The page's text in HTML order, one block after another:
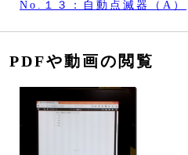
No.１３：自動点滅器（A）
PDFや動画の閲覧